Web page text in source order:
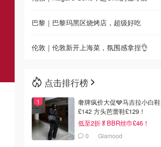
巴黎｜巴黎玛黑区烧烤店，超级好吃
伦敦｜伦敦新开上海菜，氛围感拿捏👌
点击排行榜
奢牌疯价大促🩶马吉拉小白鞋
£142 方头芭蕾鞋£129！
低至2折🥬BBR丝巾£46！
0 Glamood